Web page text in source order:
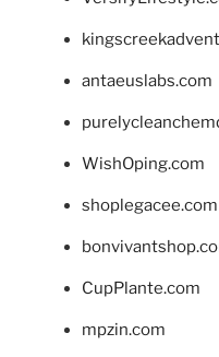
antaeuslabs.com
WishOping.com
shoplegacee.com
CupPlante.com
mpzin.com